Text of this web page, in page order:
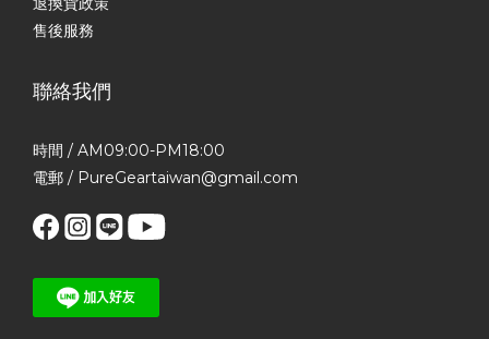
售後服務
聯絡我們
時間 / AM09:00-PM18:00
電郵 / PureGeartaiwan@gmail.com